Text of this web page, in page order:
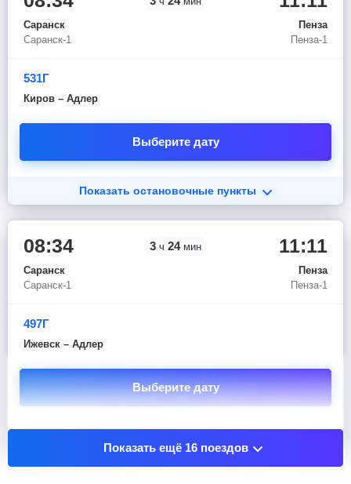
Саранск
Саранск-1
Пенза
Пенза-1
531Г
Киров – Адлер
Выберите дату
Показать остановочные пункты
08:34
Саранск
Саранск-1
3 ч 24 мин 11:11
Пенза
Пенза-1
497Г
Ижевск – Адлер
Выберите дату
Показать ещё 16 поездов